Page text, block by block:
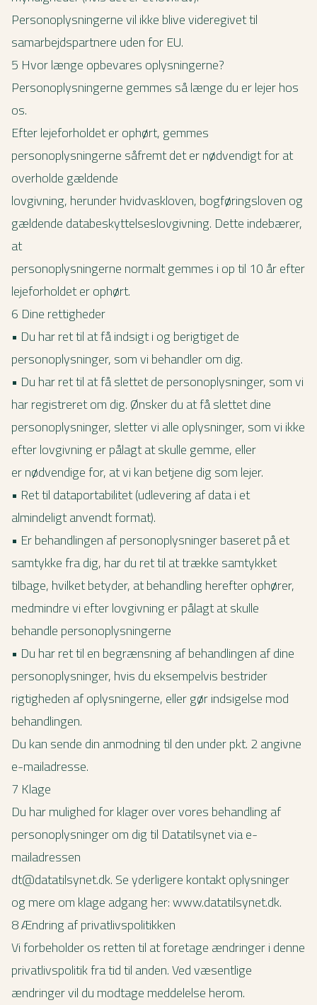
Personoplysningerne vil ikke blive videregivet til
samarbejdspartnere uden for EU.
5 Hvor længe opbevares oplysningerne?
Personoplysningerne gemmes så længe du er lejer hos
os.
Efter lejeforholdet er ophørt, gemmes
personoplysningerne såfremt det er nødvendigt for at
overholde gældende
lovgivning, herunder hvidvaskloven, bogføringsloven og
gældende databeskyttelseslovgivning. Dette indebærer,
at
personoplysningerne normalt gemmes i op til 10 år efter
lejeforholdet er ophørt.
6 Dine rettigheder
• Du har ret til at få indsigt i og berigtiget de
personoplysninger, som vi behandler om dig.
• Du har ret til at få slettet de personoplysninger, som vi
har registreret om dig. Ønsker du at få slettet dine
personoplysninger, sletter vi alle oplysninger, som vi ikke
efter lovgivning er pålagt at skulle gemme, eller
er nødvendige for, at vi kan betjene dig som lejer.
• Ret til dataportabilitet (udlevering af data i et
almindeligt anvendt format).
• Er behandlingen af personoplysninger baseret på et
samtykke fra dig, har du ret til at trække samtykket
tilbage, hvilket betyder, at behandling herefter ophører,
medmindre vi efter lovgivning er pålagt at skulle
behandle personoplysningerne
• Du har ret til en begrænsning af behandlingen af dine
personoplysninger, hvis du eksempelvis bestrider
rigtigheden af oplysningerne, eller gør indsigelse mod
behandlingen.
Du kan sende din anmodning til den under pkt. 2 angivne
e-mailadresse.
7 Klage
Du har mulighed for klager over vores behandling af
personoplysninger om dig til Datatilsynet via e-
mailadressen
dt@datatilsynet.dk. Se yderligere kontakt oplysninger
og mere om klage adgang her: www.datatilsynet.dk.
8 Ændring af privatlivspolitikken
Vi forbeholder os retten til at foretage ændringer i denne
privatlivspolitik fra tid til anden. Ved væsentlige
ændringer vil du modtage meddelelse herom.